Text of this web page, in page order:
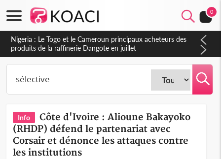
0
Nigeria : Le Togo et le Cameroun principaux acheteurs des
produits de la raffinerie Dangote en juillet
Info
Côte d'Ivoire : Alioune Bakayoko
(RHDP) défend le partenariat avec
Corsair et dénonce les attaques contre
les institutions